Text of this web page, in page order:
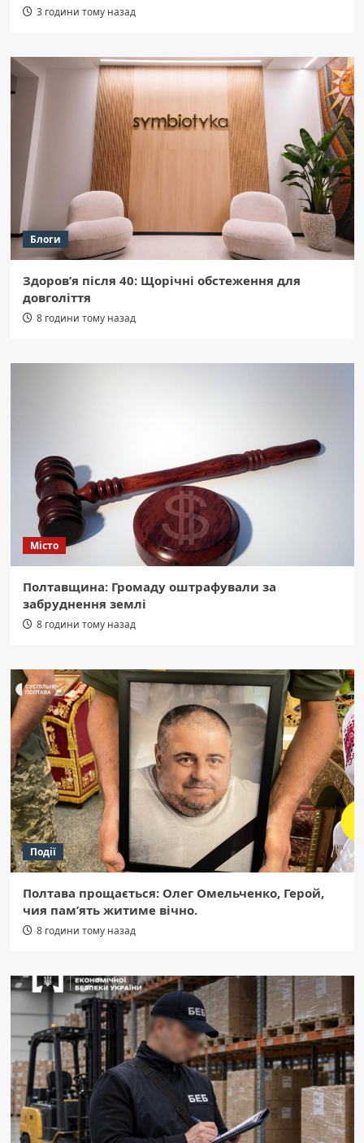
3 години тому назад
Блоги
Здоров’я після 40: Щорічні обстеження для
довголіття
8 години тому назад
Місто
Полтавщина: Громаду оштрафували за
забруднення землі
8 години тому назад
Події
Полтава прощається: Олег Омельченко, Герой,
чия пам’ять житиме вічно.
8 години тому назад